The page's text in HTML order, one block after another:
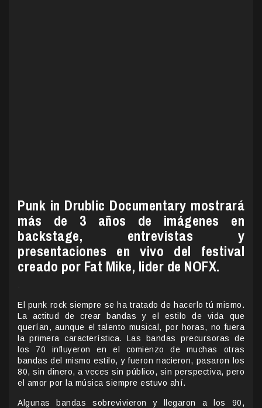
Punk in Drublic Documentary mostrará
más de 3 años de imágenes en
backstage, entrevistas y
presentaciones en vivo del festival
creado por Fat Mike, lider de NOFX.
El punk rock siempre se ha tratado de hacerlo tú mismo.
La actitud de crear bandas y el estilo de vida que
querían, aunque el talento musical, por horas, no fuera
la primera característica. Las bandas precursoras de
los 70 influyeron en el comienzo de muchas otras
bandas del mismo estilo, y fueron nacieron, pasaron los
80, sin dinero, a veces sin público, sin perspectiva, pero
el amor por la música siempre estuvo ahí.
Algunas bandas sobrevivieron y llegaron a los 90,